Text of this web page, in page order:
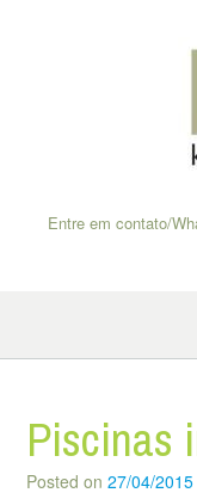
Entre em contato/
Piscinas
Posted on 27/04/2015